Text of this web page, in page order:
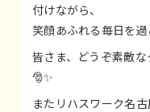
付けながら、
笑顔あふれる毎日を過
皆さま、どうぞ素敵
🎅✨
またリハスワーク名